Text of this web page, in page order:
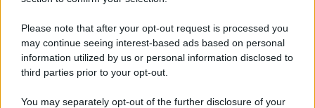
Please note that after your opt-out request is processed you
may continue seeing interest-based ads based on personal
information utilized by us or personal information disclosed to
third parties prior to your opt-out.
You may separately opt-out of the further disclosure of your